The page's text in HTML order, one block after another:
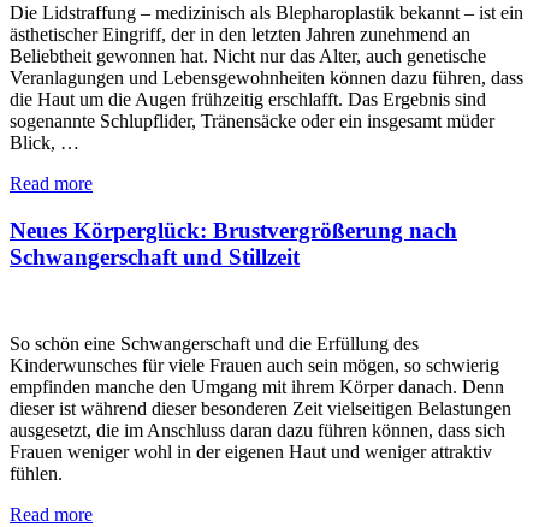
Die Lidstraffung – medizinisch als Blepharoplastik bekannt – ist ein
ästhetischer Eingriff, der in den letzten Jahren zunehmend an
Beliebtheit gewonnen hat. Nicht nur das Alter, auch genetische
Veranlagungen und Lebensgewohnheiten können dazu führen, dass
die Haut um die Augen frühzeitig erschlafft. Das Ergebnis sind
sogenannte Schlupflider, Tränensäcke oder ein insgesamt müder
Blick, …
Read more
Neues Körperglück: Brustvergrößerung nach
Schwangerschaft und Stillzeit
So schön eine Schwangerschaft und die Erfüllung des
Kinderwunsches für viele Frauen auch sein mögen, so schwierig
empfinden manche den Umgang mit ihrem Körper danach. Denn
dieser ist während dieser besonderen Zeit vielseitigen Belastungen
ausgesetzt, die im Anschluss daran dazu führen können, dass sich
Frauen weniger wohl in der eigenen Haut und weniger attraktiv
fühlen.
Read more